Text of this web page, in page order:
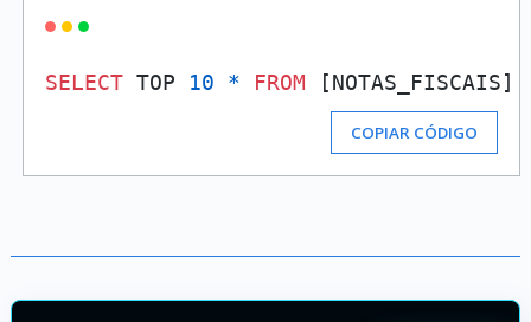
SELECT TOP 10 * FROM [NOTAS_FISCAIS]
COPIAR CÓDIGO